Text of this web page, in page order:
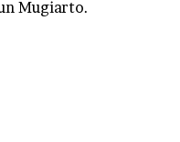
Mugiarto.